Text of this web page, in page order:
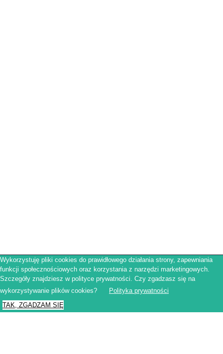
Regulamin sklepu
Polityka prywatności
Obowiązek informacyjny RODO
Wykorzystuję pliki cookies do prawidłowego działania strony, zapewniania
funkcji społecznościowych oraz korzystania z narzędzi marketingowych.
Szczegóły znajdziesz w polityce prywatności. Czy zgadzasz się na
wykorzystywanie plików cookies?
Polityka prywatności
TAK, ZGADZAM SIĘ